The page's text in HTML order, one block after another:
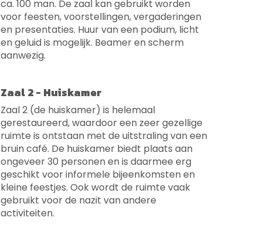
ca. 100 man. De zaal kan gebruikt worden
voor feesten, voorstellingen, vergaderingen
en presentaties. Huur van een podium, licht
en geluid is mogelijk. Beamer en scherm
aanwezig.
Zaal 2 - Huiskamer
Zaal 2 (de huiskamer) is helemaal
gerestaureerd, waardoor een zeer gezellige
ruimte is ontstaan met de uitstraling van een
bruin café. De huiskamer biedt plaats aan
ongeveer 30 personen en is daarmee erg
geschikt voor informele bijeenkomsten en
kleine feestjes. Ook wordt de ruimte vaak
gebruikt voor de nazit van andere
activiteiten.